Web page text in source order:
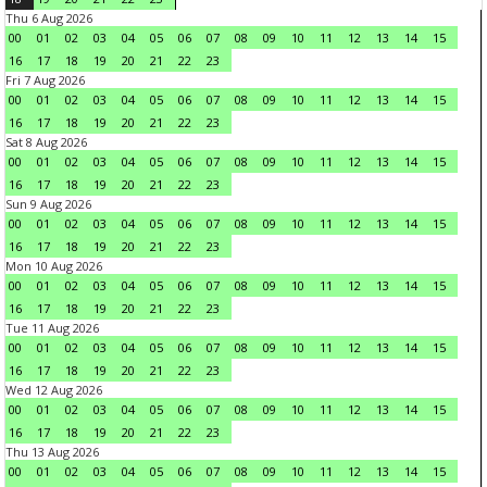
Thu 6 Aug 2026
00
01 02 03 04 05 06 07 08 09 10 11 12 13 14
15
16
17 18 19 20 21 22
23
Fri 7 Aug 2026
00
01 02 03 04 05 06 07 08 09 10 11 12 13 14
15
16
17 18 19 20 21 22
23
Sat 8 Aug 2026
00
01 02 03 04 05 06 07 08 09 10 11 12 13 14
15
16
17 18 19 20 21 22
23
Sun 9 Aug 2026
00
01 02 03 04 05 06 07 08 09 10 11 12 13 14
15
16
17 18 19 20 21 22
23
Mon 10 Aug 2026
00
01 02 03 04 05 06 07 08 09 10 11 12 13 14
15
16
17 18 19 20 21 22
23
Tue 11 Aug 2026
00
01 02 03 04 05 06 07 08 09 10 11 12 13 14
15
16
17 18 19 20 21 22
23
Wed 12 Aug 2026
00
01 02 03 04 05 06 07 08 09 10 11 12 13 14
15
16
17 18 19 20 21 22
23
Thu 13 Aug 2026
00
01 02 03 04 05 06 07 08 09 10 11 12 13 14
15